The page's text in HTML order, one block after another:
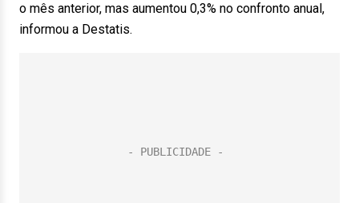
o mês anterior, mas aumentou 0,3% no confronto anual,
informou a Destatis.